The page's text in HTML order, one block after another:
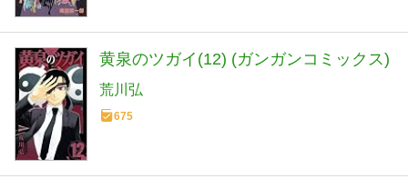
黄泉のツガイ(12) (ガンガンコミックス)
荒川弘
675